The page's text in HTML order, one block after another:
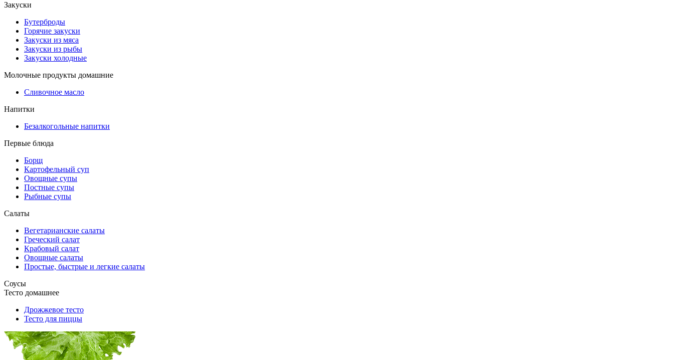
Закуски
Бутерброды
Горячие закуски
Закуски из мяса
Закуски из рыбы
Закуски холодные
Молочные продукты домашние
Сливочное масло
Напитки
Безалкогольные напитки
Первые блюда
Борщ
Картофельный суп
Овощные супы
Постные супы
Рыбные супы
Салаты
Вегетарианские салаты
Греческий салат
Крабовый салат
Овощные салаты
Простые, быстрые и легкие салаты
Соусы
Тесто домашнее
Дрожжевое тесто
Тесто для пиццы